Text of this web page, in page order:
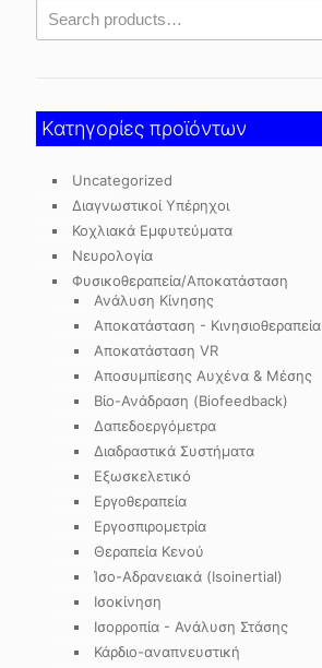
Κατηγορίες προϊόντων
Uncategorized
Διαγνωστικοί Υπέρηχοι
Κοχλιακά Εμφυτεύματα
Νευρολογία
Φυσικοθεραπεία/Αποκατάσταση
Ανάλυση Κίνησης
Αποκατάσταση - Κινησιοθεραπεία
Αποκατάσταση VR
Αποσυμπίεσης Αυχένα & Μέσης
Βίο-Ανάδραση (Biofeedback)
Δαπεδοεργόμετρα
Διαδραστικά Συστήματα
Εξωσκελετικό
Εργοθεραπεία
Εργοσπιρομετρία
Θεραπεία Κενού
Ίσο-Αδρανειακά (Isoinertial)
Ισοκίνηση
Ισορροπία - Ανάλυση Στάσης
Κάρδιο-αναπνευστική